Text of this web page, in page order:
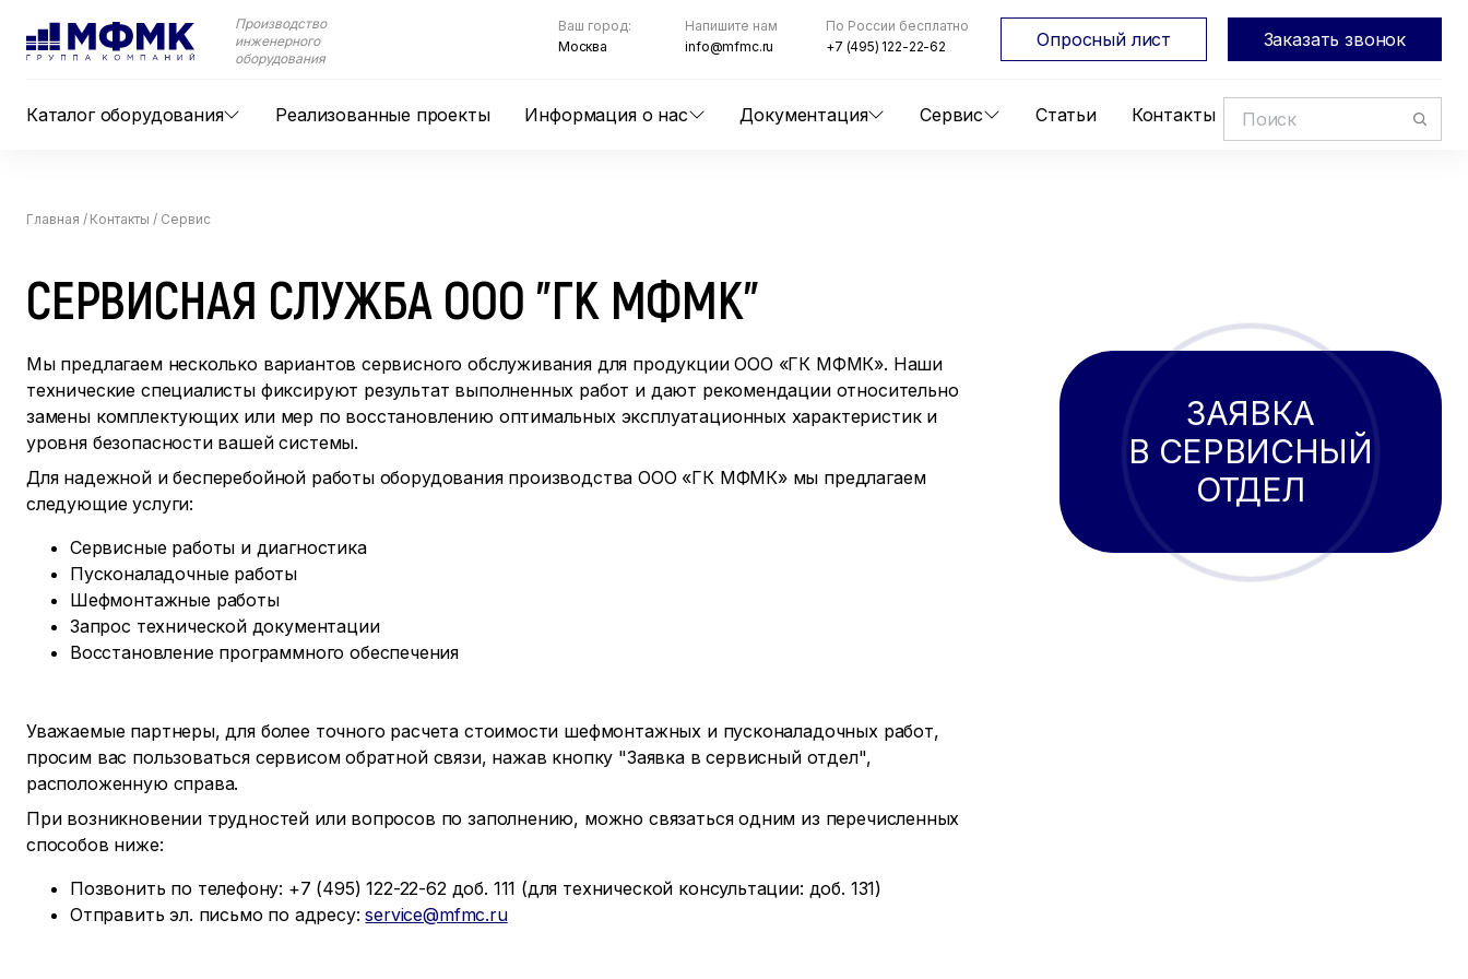
Производство
инженерного
оборудования
Каталог оборудования Реализованные проекты Информация о нас Документация Сервис Статьи Контакты
Ваш город:
Москва
Напишите нам
info@mfmc.ru
По России бесплатно
+7 (495) 122-22-62
Опросный лист Заказать звонок
Главная / Контакты / Сервис
СЕРВИСНАЯ СЛУЖБА ООО "ГК МФМК"
Мы предлагаем несколько вариантов сервисного обслуживания для продукции ООО «ГК МФМК». Наши
технические специалисты фиксируют результат выполненных работ и дают рекомендации относительно
замены комплектующих или мер по восстановлению оптимальных эксплуатационных характеристик и
уровня безопасности вашей системы.
Для надежной и бесперебойной работы оборудования производства ООО «ГК МФМК» мы предлагаем
следующие услуги:
Сервисные работы и диагностика
Пусконаладочные работы
Шефмонтажные работы
Запрос технической документации
Восстановление программного обеспечения
Уважаемые партнеры, для более точного расчета стоимости шефмонтажных и пусконаладочных работ,
просим вас пользоваться сервисом обратной связи, нажав кнопку "Заявка в сервисный отдел",
расположенную справа.
При возникновении трудностей или вопросов по заполнению, можно связаться одним из перечисленных
способов ниже:
Позвонить по телефону: +7 (495) 122-22-62 доб. 111 (для технической консультации: доб. 131)
Отправить эл. письмо по адресу:service@mfmc.ru
ЗАЯВКА
В СЕРВИСНЫЙ
ОТДЕЛ